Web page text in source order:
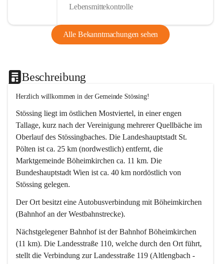
Lebensmittekontrolle
Alle Bekanntmachungen sehen
Beschreibung
Herzlich willkommen in der Gemeinde Stössing!
Stössing liegt im östlichen Mostviertel, in einer engen
Tallage, kurz nach der Vereinigung mehrerer Quellbäche im
Oberlauf des Stössingbaches. Die Landeshauptstadt St.
Pölten ist ca. 25 km (nordwestlich) entfernt, die
Marktgemeinde Böheimkirchen ca. 11 km. Die
Bundeshauptstadt Wien ist ca. 40 km nordöstlich von
Stössing gelegen.
Der Ort besitzt eine Autobusverbindung mit Böheimkirchen
(Bahnhof an der Westbahnstrecke).
Nächstgelegener Bahnhof ist der Bahnhof Böheimkirchen
(11 km). Die Landesstraße 110, welche durch den Ort führt,
stellt die Verbindung zur Landesstraße 119 (Altlengbach -